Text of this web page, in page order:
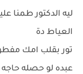
ليه الدكتور طمنا
العياط دة
تور بقلب امك
عبده لو حصله